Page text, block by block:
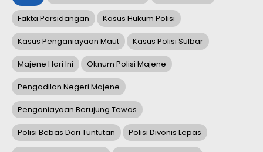
Fakta Persidangan Kasus Hukum Polisi
Kasus Penganiayaan Maut Kasus Polisi Sulbar
Majene Hari Ini Oknum Polisi Majene
Pengadilan Negeri Majene
Penganiayaan Berujung Tewas
Polisi Bebas Dari Tuntutan Polisi Divonis Lepas